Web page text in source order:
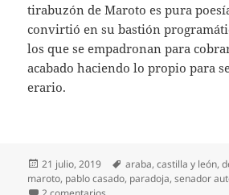
tirabuzón de Maroto es pura
convirtió en su bastión
los que se empadronan para
acabado haciendo lo propio para
erario.
Publicado
el
21 julio, 2019 Etiquetas
araba,castilla y león,
maroto, pablo casado, paradoja,senador